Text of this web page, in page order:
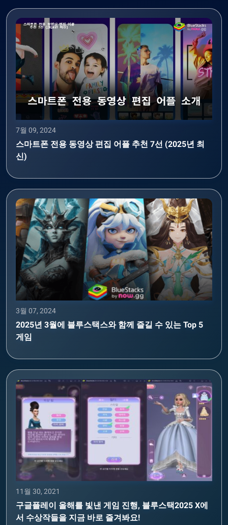
7월 09, 2024
스마트폰 전용 동영상 편집 어플 추천 7선 (2025년 최
신)
3월 07, 2024
2025년 3월에 블루스택스와 함께 즐길 수 있는 Top 5
게임
11월 30, 2021
구글플레이 올해를 빛낸 게임 진행, 블루스택2025 X에
서 수상작들을 지금 바로 즐겨봐요!